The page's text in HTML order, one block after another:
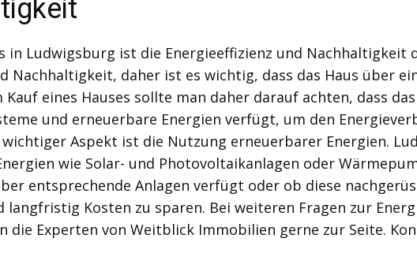
Ludwigsburg ist die Energieeffizienz und Nachhaltigkeit
daher ist es wichtig, dass das Haus über
eines Hauses sollte man daher darauf achten, dass
und erneuerbare Energien verfügt, um den
Aspekt ist die Nutzung erneuerbarer Energien.
wie Solar- und Photovoltaikanlagen oder
entsprechende Anlagen verfügt oder ob diese
Kosten zu sparen. Bei weiteren Fragen zur
Experten von Weitblick Immobilien gerne zur Seite.